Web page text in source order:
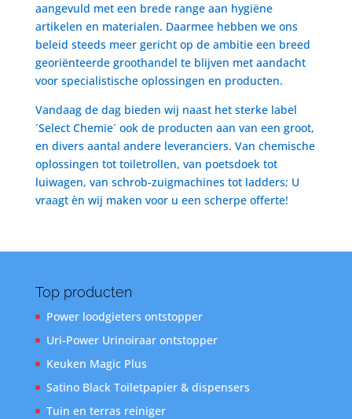
aangevuld met een brede range aan hygiëne
artikelen en materialen. Daarmee hebben we ons
beleid steeds meer gericht op de ambitie een breed
georiënteerde groothandel te blijven met aandacht
voor specialistische oplossingen en producten.
Vandaag de dag bieden wij naast het sterke label
´Select Chemie´ ook de producten aan van een groot,
en divers aantal andere leveranciers. Van chemische
oplossingen tot toiletrollen, van poetsdoek tot
luiwagen, van schrob-zuigmachines tot ladders; U
vraagt èn wij maken voor u een scherpe offerte!
Top producten
Power loodgieters ontstopper
Uri-Power Urinoiraar ontstopper
Keuken Magic Plus
Satino Black Toiletpapier & dispensers
Tuin en terras reiniger